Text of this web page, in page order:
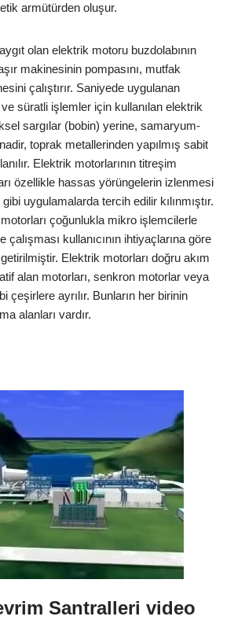
armütürden oluşur.
olan elektrik motoru buzdolabının
makinesinin pompasını, mutfak
çalıştırır. Saniyede uygulanan
süratli işlemler için kullanılan elektrik
sargılar (bobin) yerine, samaryum-
toprak metallerinden yapılmış sabit
Elektrik motorlarının titreşim
özellikle hassas yörüngelerin izlenmesi
uygulamalarda tercih edilir kılınmıştır.
çoğunlukla mikro işlemcilerle
çalışması kullanıcının ihtiyaçlarına göre
Elektrik motorları doğru akım
alan motorları, senkron motorlar veya
çeşirlere ayrılır. Bunların her birinin
alanları vardır.
Santralleri video